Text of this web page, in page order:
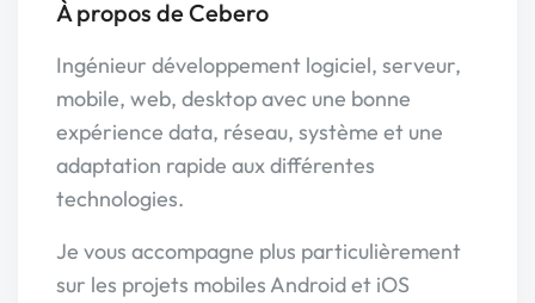
À propos de Cebero
Ingénieur développement logiciel, serveur,
mobile, web, desktop avec une bonne
expérience data, réseau, système et une
adaptation rapide aux différentes
technologies.
Je vous accompagne plus particulièrement
sur les projets mobiles Android et iOS